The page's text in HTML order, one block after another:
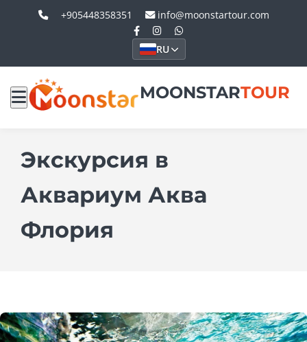
+905448358351 info@moonstartour.com
RU
MOONSTARTOUR
Экскурсия в
Аквариум Аква
Флория